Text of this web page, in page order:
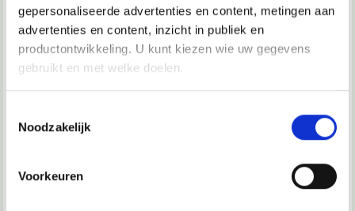
gepersonaliseerde advertenties en content, metingen aan
advertenties en content, inzicht in publiek en
productontwikkeling. U kunt kiezen wie uw gegevens
gebruikt en met welke doelen.
Informatie verzamelen over uw geografische locatie, die
Uw apparaat identificeren door het actief te scannen op
Noodzakelijk
Voorkeuren
Contact opnemen met support.
20-10-2020, 18:02
Verwijderd
Ik bedoel wtf denk je dat wij er aan kunnen doen?
20-10-2020, 18:24